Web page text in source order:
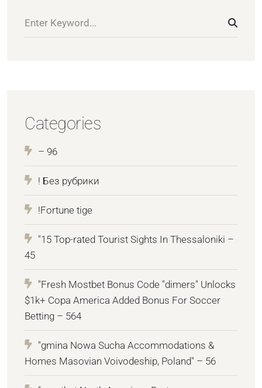
Categories
– 96
! Без рубрики
!Fortune tige
"15 Top-rated Tourist Sights In Thessaloniki –
45
"Fresh Mostbet Bonus Code "dimers" Unlocks
$1k+ Copa America Added Bonus For Soccer
Betting – 564
"gmina Nowa Sucha Accommodations &
Homes Masovian Voivodeship, Poland" – 56